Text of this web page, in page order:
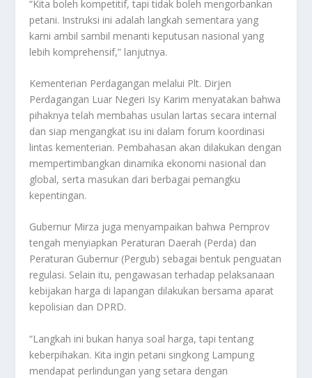
“Kita boleh kompetitif, tapi tidak boleh mengorbankan
petani. Instruksi ini adalah langkah sementara yang
kami ambil sambil menanti keputusan nasional yang
lebih komprehensif,” lanjutnya.
Kementerian Perdagangan melalui Plt. Dirjen
Perdagangan Luar Negeri Isy Karim menyatakan bahwa
pihaknya telah membahas usulan lartas secara internal
dan siap mengangkat isu ini dalam forum koordinasi
lintas kementerian. Pembahasan akan dilakukan dengan
mempertimbangkan dinamika ekonomi nasional dan
global, serta masukan dari berbagai pemangku
kepentingan.
Gubernur Mirza juga menyampaikan bahwa Pemprov
tengah menyiapkan Peraturan Daerah (Perda) dan
Peraturan Gubernur (Pergub) sebagai bentuk penguatan
regulasi. Selain itu, pengawasan terhadap pelaksanaan
kebijakan harga di lapangan dilakukan bersama aparat
kepolisian dan DPRD.
“Langkah ini bukan hanya soal harga, tapi tentang
keberpihakan. Kita ingin petani singkong Lampung
mendapat perlindungan yang setara dengan